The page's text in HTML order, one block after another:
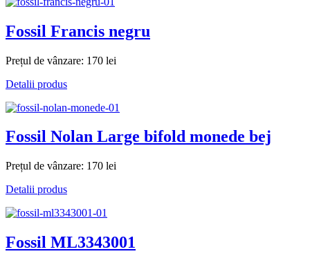
Fossil Francis negru
Prețul de vânzare: 170 lei
Detalii produs
Fossil Nolan Large bifold monede bej
Prețul de vânzare: 170 lei
Detalii produs
Fossil ML3343001